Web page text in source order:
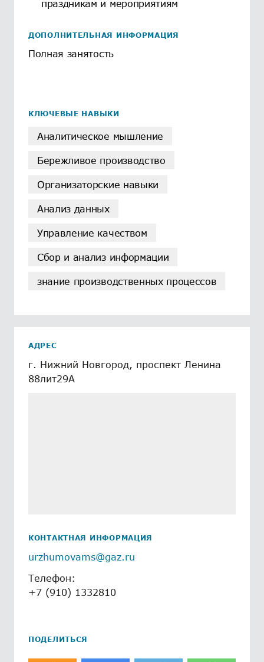
праздникам и мероприятиям
ДОПОЛНИТЕЛЬНАЯ ИНФОРМАЦИЯ
Полная занятость
КЛЮЧЕВЫЕ НАВЫКИ
Аналитическое мышление
Бережливое производство
Организаторские навыки
Анализ данных
Управление качеством
Сбор и анализ информации
знание производственных процессов
АДРЕС
г. Нижний Новгород, проспект Ленина
88лит29А
КОНТАКТНАЯ ИНФОРМАЦИЯ
urzhumovams@gaz.ru
Телефон:
+7 (910) 1332810
ПОДЕЛИТЬСЯ